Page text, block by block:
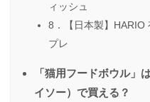
ィッシュ
8．【日本製】HARIO
プレ
「猫用フードボウル」
イソー）で買える？